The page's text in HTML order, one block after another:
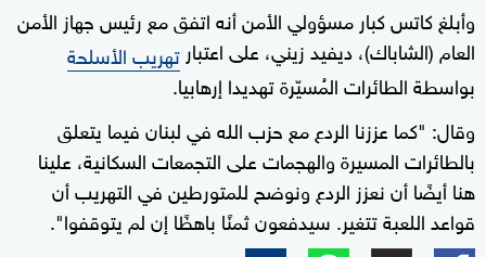
وأبلغ كاتس كبار مسؤولي الأمن أنه اتفق مع رئيس جهاز الأمن
العام (الشاباك)، ديفيد زيني، على اعتبار تهريب الأسلحة
بواسطة الطائرات المُسيّرة تهديدا إرهابيا.
وقال: "كما عززنا الردع مع حزب الله في لبنان فيما يتعلق
بالطائرات المسيرة والهجمات على التجمعات السكانية، علينا
هنا أيضًا أن نعزز الردع ونوضح للمتورطين في التهريب أن
قواعد اللعبة تتغير. سيدفعون ثمنًا باهظًا إن لم يتوقفوا".